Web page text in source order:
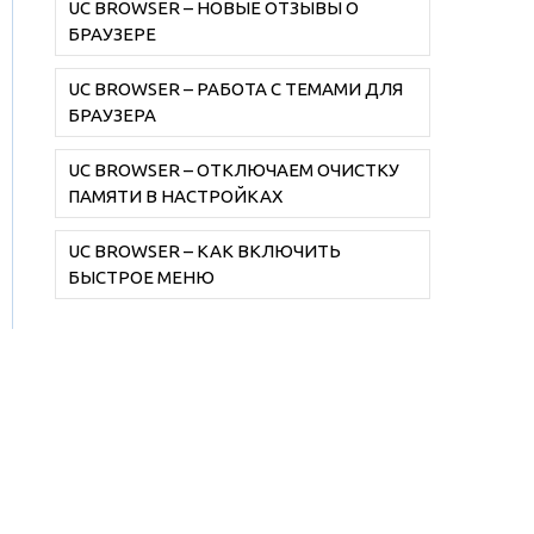
UC BROWSER – НОВЫЕ ОТЗЫВЫ О
БРАУЗЕРЕ
UC BROWSER – РАБОТА С ТЕМАМИ ДЛЯ
БРАУЗЕРА
UC BROWSER – ОТКЛЮЧАЕМ ОЧИСТКУ
ПАМЯТИ В НАСТРОЙКАХ
UC BROWSER – КАК ВКЛЮЧИТЬ
БЫСТРОЕ МЕНЮ